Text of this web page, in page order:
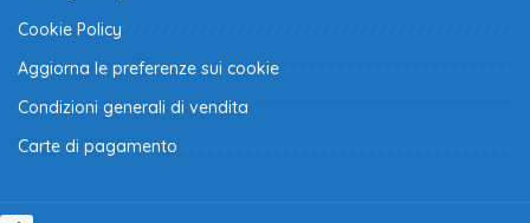
Cookie Policy
Aggiorna le preferenze sui cookie
Condizioni generali di vendita
Carte di pagamento